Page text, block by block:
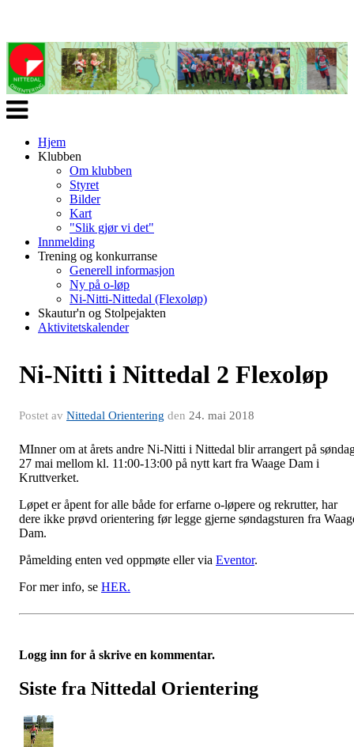
Veksle
navigasjon
Hjem
Klubben
Om klubben
Styret
Bilder
Kart
"Slik gjør vi det"
Innmelding
Trening og konkurranse
Generell informasjon
Ny på o-løp
Ni-Nitti-Nittedal (Flexoløp)
Skautur'n og Stolpejakten
Aktivitetskalender
Ni-Nitti i Nittedal 2 Flexoløp
Postet av Nittedal Orientering den 24. mai 2018
MInner om at årets andre Ni-Nitti i Nittedal blir arrangert på
27 mai mellom kl. 11:00-13:00 på nytt kart fra Waage Dam i
Kruttverket.
Løpet er åpent for alle både for erfarne o-løpere og rekrutter, har
dere ikke prøvd orientering før legge gjerne søndagsturen fra
Dam.
Påmelding enten ved oppmøte eller via Eventor.
For mer info, se HER.
Logg inn for å skrive en kommentar.
Siste fra Nittedal Orientering